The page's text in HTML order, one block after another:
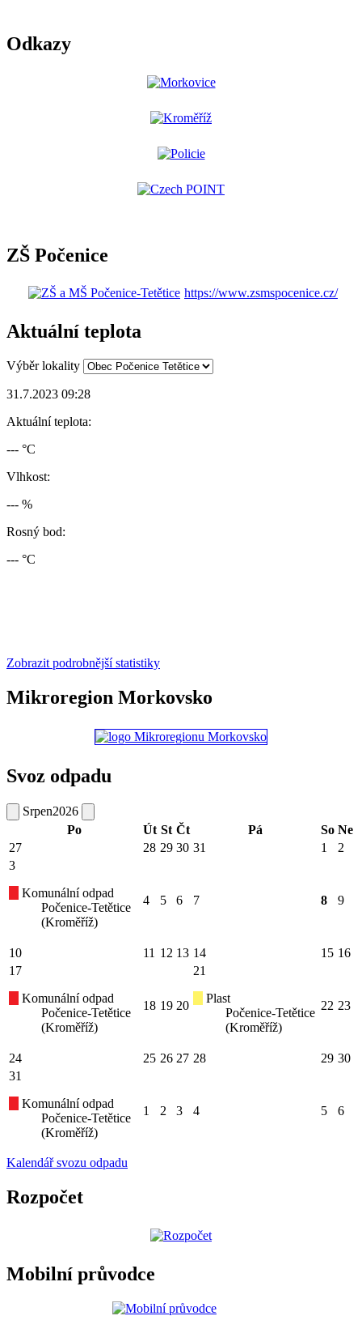
Odkazy
ZŠ Počenice
https://www.zsmspocenice.cz/
Aktuální teplota
Výběr lokality
31.7.2023 09:28
Aktuální teplota:
--- °C
Vlhkost:
--- %
Rosný bod:
--- °C
Zobrazit podrobnější statistiky
Mikroregion Morkovsko
Svoz odpadu
Srpen2026
Po
Út St Čt Pá So Ne
27
28 29 30 31 1
2
3
Komunální odpad
Počenice-Tetětice
(Kroměříž)
4 5 6 7 8 9
10 11 12 13 14 15 16
17
Komunální odpad
Počenice-Tetětice
(Kroměříž)
18 19 20
21
Plast
Počenice-Tetětice
(Kroměříž)
22 23
24 25 26 27 28 29 30
31
Komunální odpad
Počenice-Tetětice
(Kroměříž)
1 2 3 4 5 6
Kalendář svozu odpadu
Rozpočet
Mobilní průvodce